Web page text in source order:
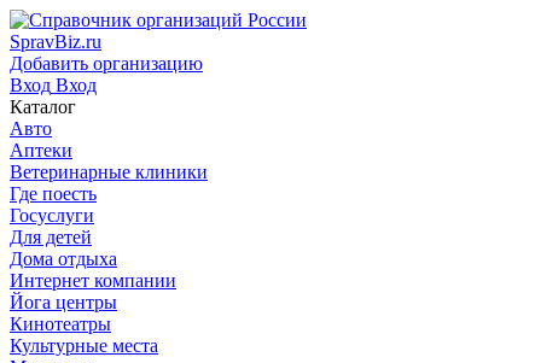
SpravBiz.ru
Добавить организацию
Вход Вход
Каталог
Авто
Аптеки
Ветеринарные клиники
Где поесть
Госуслуги
Для детей
Дома отдыха
Интернет компании
Йога центры
Кинотеатры
Культурные места